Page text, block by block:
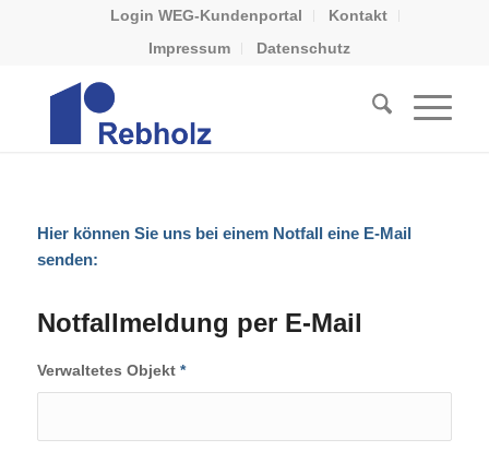
Login WEG-Kundenportal
Kontakt
Impressum
Datenschutz
Hier können Sie uns bei einem Notfall eine E-Mail
senden:
Notfallmeldung per E-Mail
Verwaltetes Objekt *